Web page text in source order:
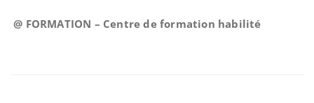
@ FORMATION – Centre de formation habilité